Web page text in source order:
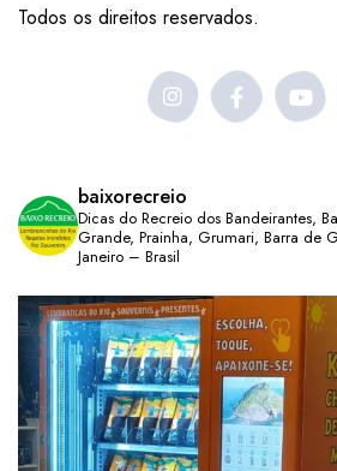
Todos os direitos reservados.
baixorecreio
Dicas do Recreio dos Bandeirantes,
Grande, Prainha, Grumari, Barra de
Janeiro – Brasil